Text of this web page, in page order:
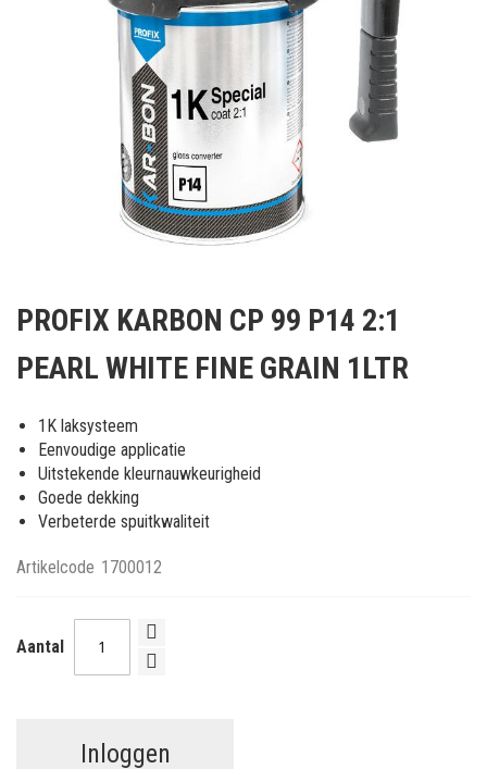
het
van
afbeeldingen-
gallerij
PROFIX KARBON CP 99 P14 2:1
PEARL WHITE FINE GRAIN 1LTR
1K laksysteem
Eenvoudige applicatie
Uitstekende kleurnauwkeurigheid
Goede dekking
Verbeterde spuitkwaliteit
Artikelcode 1700012
Aantal
Inloggen